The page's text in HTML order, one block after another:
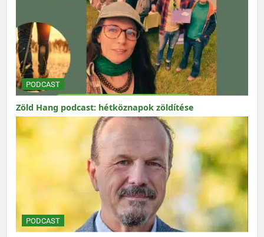
PODCAST
Zöld Hang podcast: hétköznapok zöldítése
PODCAST